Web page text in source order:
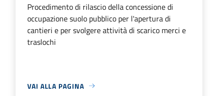
Procedimento di rilascio della concessione di
occupazione suolo pubblico per l'apertura di
cantieri e per svolgere attività di scarico merci e
traslochi
VAI ALLA PAGINA